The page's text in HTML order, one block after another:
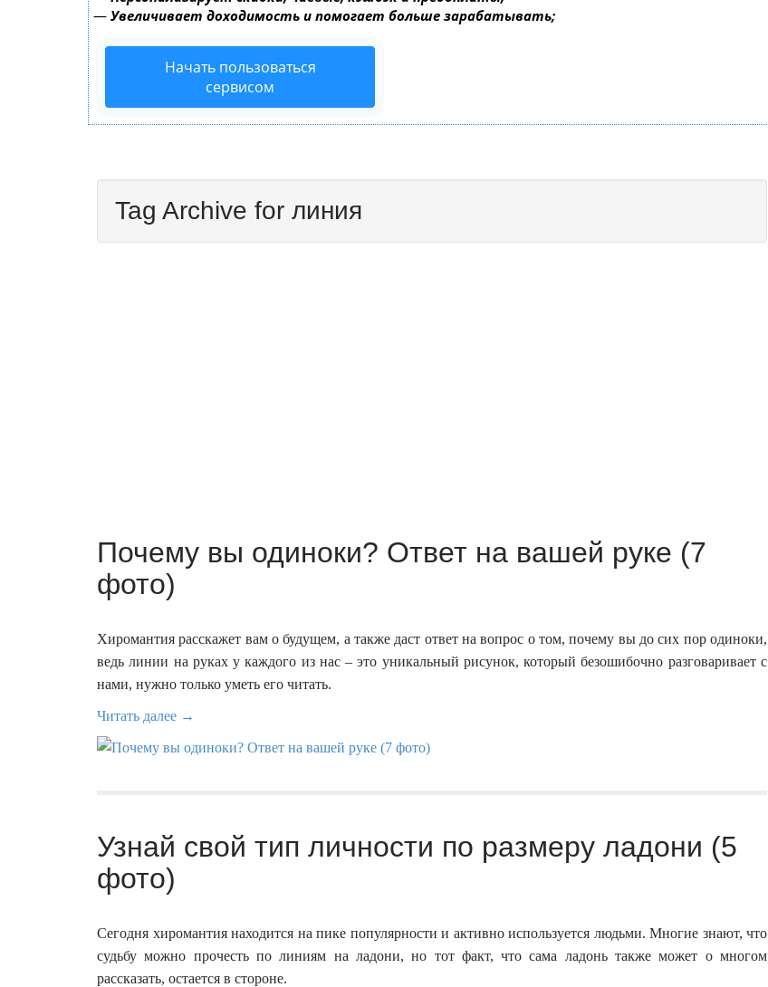
— Увеличивает доходимость и помогает больше зарабатывать;
Начать пользоваться
сервисом
Tag Archive for линия
Почему вы одиноки? Ответ на вашей руке (7
фото)
Хиромантия расскажет вам о будущем, а также даст ответ на вопрос о том, почему вы до сих пор одиноки,
ведь линии на руках у каждого из нас – это уникальный рисунок, который безошибочно разговаривает с
нами, нужно только уметь его читать.
Читать далее →
Узнай свой тип личности по размеру ладони (5
фото)
Сегодня хиромантия находится на пике популярности и активно используется людьми. Многие знают, что
судьбу можно прочесть по линиям на ладони, но тот факт, что сама ладонь также может о многом
рассказать, остается в стороне.